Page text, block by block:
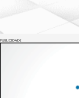
PUBLICIDADE